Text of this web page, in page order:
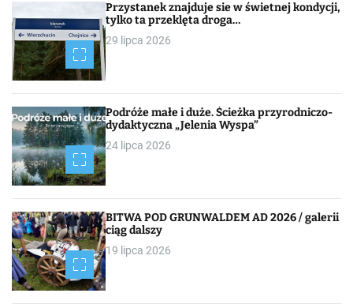
i
g
a
c
j
a
p
o
w
p
Przystanek znajduje sie w świetnej kondycji,
tylko ta przeklęta droga…
29 lipca 2026
Podróże małe i duże. Ścieżka przyrodniczo-
dydaktyczna „Jelenia Wyspa”
24 lipca 2026
BITWA POD GRUNWALDEM AD 2026 / galerii
ciąg dalszy
19 lipca 2026